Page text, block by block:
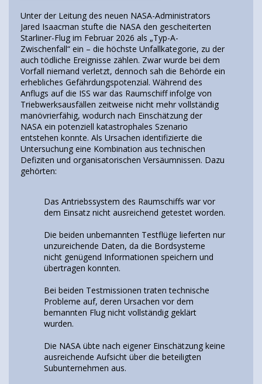
Unter der Leitung des neuen NASA-Administrators
Jared Isaacman stufte die NASA den gescheiterten
Starliner-Flug im Februar 2026 als „Typ-A-
Zwischenfall“ ein – die höchste Unfallkategorie, zu der
auch tödliche Ereignisse zählen. Zwar wurde bei dem
Vorfall niemand verletzt, dennoch sah die Behörde ein
erhebliches Gefährdungspotenzial. Während des
Anflugs auf die ISS war das Raumschiff infolge von
Triebwerksausfällen zeitweise nicht mehr vollständig
manövrierfähig, wodurch nach Einschätzung der
NASA ein potenziell katastrophales Szenario
entstehen konnte. Als Ursachen identifizierte die
Untersuchung eine Kombination aus technischen
Defiziten und organisatorischen Versäumnissen. Dazu
gehörten:
Das Antriebssystem des Raumschiffs war vor
dem Einsatz nicht ausreichend getestet worden.
Die beiden unbemannten Testflüge lieferten nur
unzureichende Daten, da die Bordsysteme
nicht genügend Informationen speichern und
übertragen konnten.
Bei beiden Testmissionen traten technische
Probleme auf, deren Ursachen vor dem
bemannten Flug nicht vollständig geklärt
wurden.
Die NASA übte nach eigener Einschätzung keine
ausreichende Aufsicht über die beteiligten
Subunternehmen aus.